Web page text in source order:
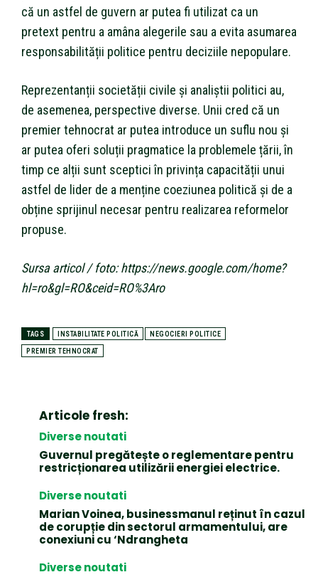
că un astfel de guvern ar putea fi utilizat ca un
pretext pentru a amâna alegerile sau a evita asumarea
responsabilității politice pentru deciziile nepopulare.
Reprezentanții societății civile și analiștii politici au,
de asemenea, perspective diverse. Unii cred că un
premier tehnocrat ar putea introduce un suflu nou și
ar putea oferi soluții pragmatice la problemele țării, în
timp ce alții sunt sceptici în privința capacității unui
astfel de lider de a menține coeziunea politică și de a
obține sprijinul necesar pentru realizarea reformelor
propuse.
Sursa articol / foto: https://news.google.com/home?
hl=ro&gl=RO&ceid=RO%3Aro
TAGS INSTABILITATE POLITICĂ NEGOCIERI POLITICE
PREMIER TEHNOCRAT
Articole fresh:
Diverse noutati
Guvernul pregătește o reglementare pentru
restricționarea utilizării energiei electrice.
Diverse noutati
Marian Voinea, businessmanul reținut în cazul
de corupție din sectorul armamentului, are
conexiuni cu ‘Ndrangheta
Diverse noutati